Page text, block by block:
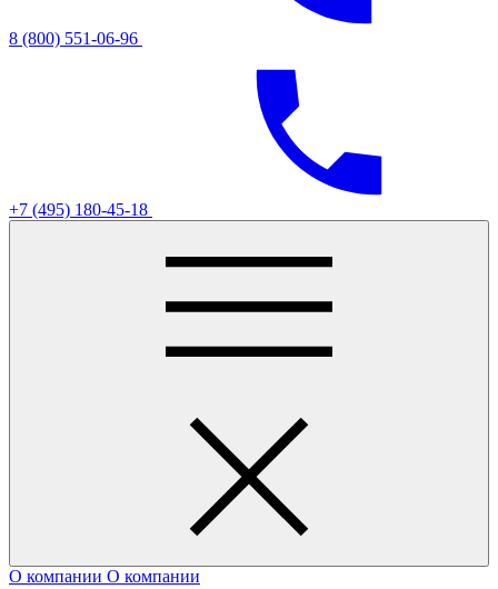
8 (800) 551-06-96
+7 (495) 180-45-18
О компании О компании